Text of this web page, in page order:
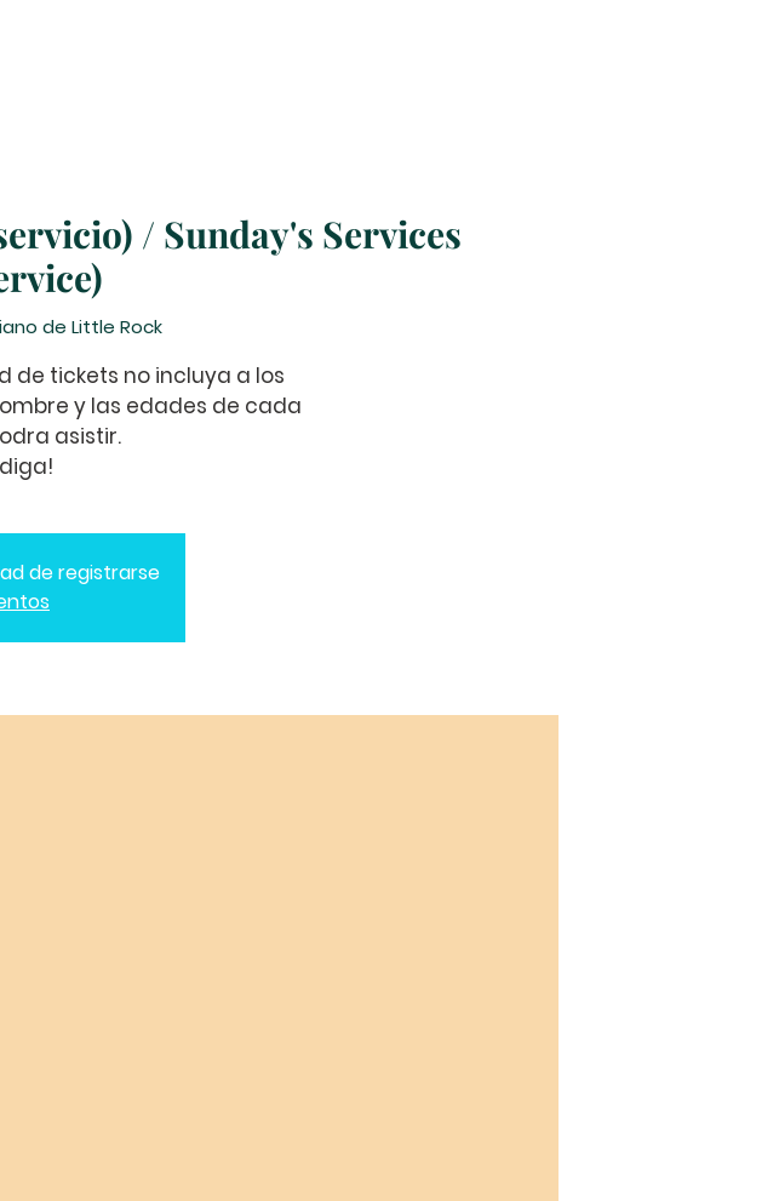
/ Sunday's Services
de Little Rock
de tickets no incluya a los
y las edades de cada
asistir.
de registrarse